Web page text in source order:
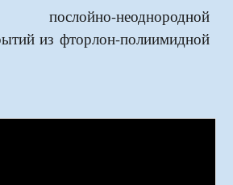
послойно-неоднородной
из фторлон-полиимидной